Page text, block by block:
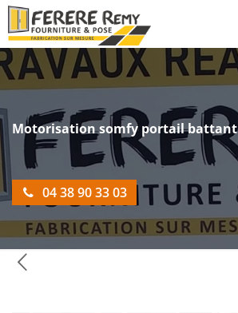
Motorisation somfy portail battant
04 38 90 33 03